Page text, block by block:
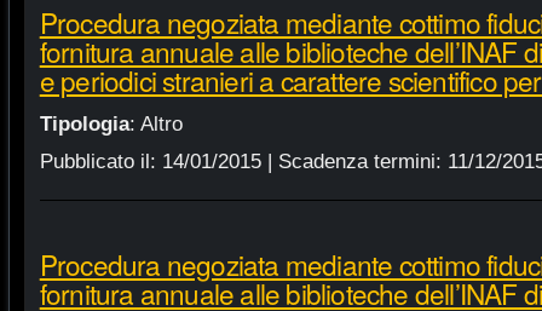
Procedura negoziata mediante cottimo
fornitura annuale alle biblioteche dell’INAF
e periodici stranieri a carattere scientifico
Tipologia: Altro
Pubblicato il: 14/01/2015| Scadenza termini: 11/12/
Procedura negoziata mediante cottimo
fornitura annuale alle biblioteche dell’INAF